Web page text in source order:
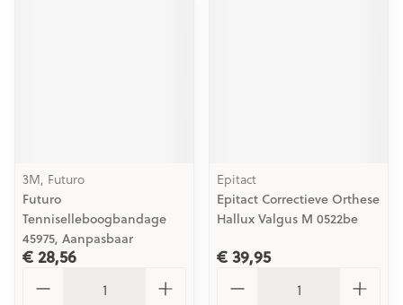
3M, Futuro
Futuro
Tenniselleboogbandage
45975, Aanpasbaar
€ 28,56
Epitact
Epitact Correctieve Orthese
Hallux Valgus M 0522be
€ 39,95